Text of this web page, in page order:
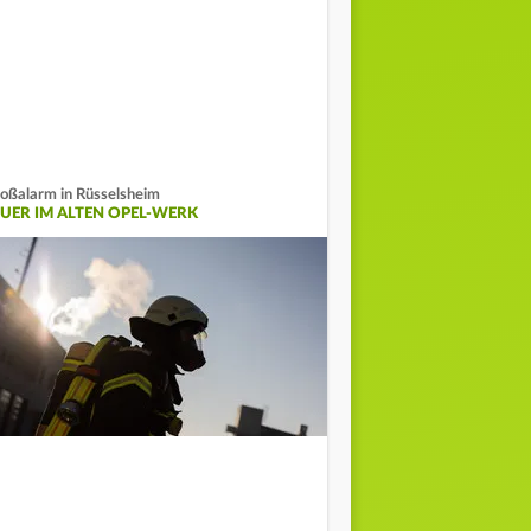
in Rüsselsheim
IM ALTEN OPEL-WERK